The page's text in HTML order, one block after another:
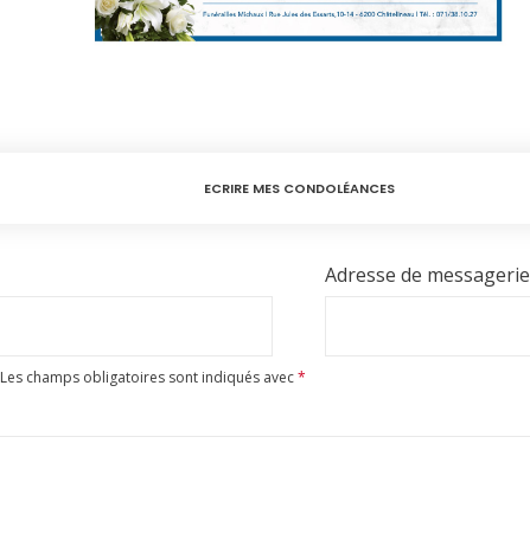
ECRIRE MES CONDOLÉANCES
Les champs obligatoires sont indiqués avec*
Adresse de messagerie